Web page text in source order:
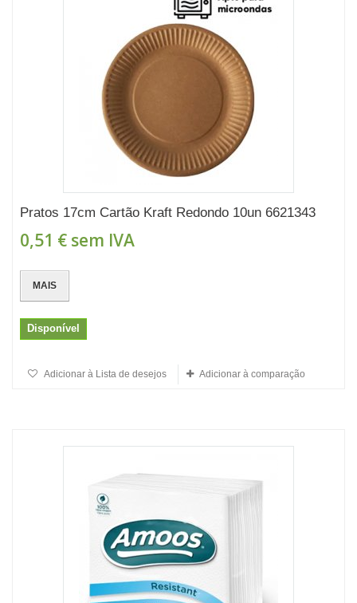
Pratos 17cm Cartão Kraft Redondo 10un 6621343
0,51 € sem IVA
MAIS
Disponível
Adicionar à Lista de desejos Adicionar à comparação